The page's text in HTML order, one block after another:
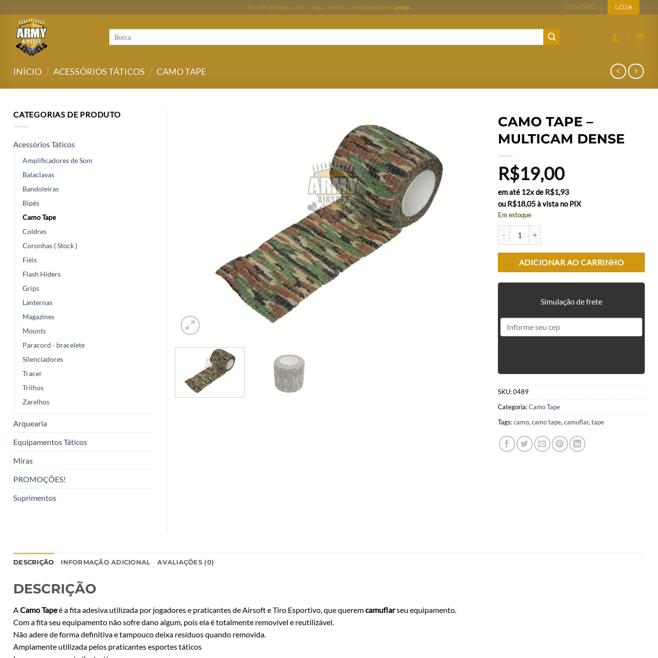
to
content
6% OFF em todo o site — clique e confira condiçõescupom: army6 CONTATO LOJA
INÍCIO / ACESSÓRIOS TÁTICOS / CAMO TAPE
CAMO TAPE –
MULTICAM DENSE
R$19,00
em até 12x de R$1,93
ou R$18,05à vista no PIX
Em estoque
ADICIONAR AO CARRINHO
Simulação de frete
SKU:0489
Categoria:Camo Tape
Tags:camo, camo tape, camuflar, tape
CATEGORIAS DE PRODUTO
Acessórios Táticos
Amplificadores de Som
Balaclavas
Bandoleiras
Bipés
Camo Tape
Coldres
Coronhas ( Stock )
Fiéis
Flash Hiders
Grips
Lanternas
Magazines
Mounts
Paracord - bracelete
Silenciadores
Tracer
Trilhos
Zarelhos
Arquearia
Equipamentos Táticos
Miras
PROMOÇÕES!
Suprimentos
DESCRIÇÃO INFORMAÇÃO ADICIONAL AVALIAÇÕES (0)
DESCRIÇÃO
ACamo Tapeé a fita adesiva utilizada por jogadores e praticantes de Airsoft e Tiro Esportivo, que queremcamuflarseu equipamento.
Com a fita seu equipamento não sofre dano algum, pois ela é totalmente removível e reutilizável.
Não adere de forma definitiva e tampouco deixa resíduos quando removida.
Amplamente utilizada pelos praticantes esportes táticos